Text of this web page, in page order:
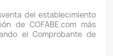
del establecimiento
de COFABE.com más
el Comprobante de